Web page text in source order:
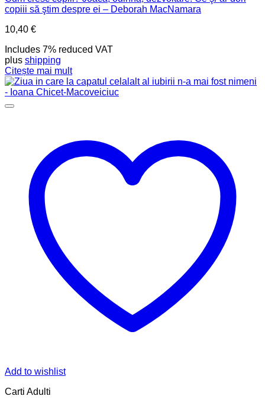
copiii să ştim despre ei – Deborah MacNamara
10,40 €
Includes 7% reduced VAT
plus shipping
Citește mai mult
Add to wishlist
Carti Adulti